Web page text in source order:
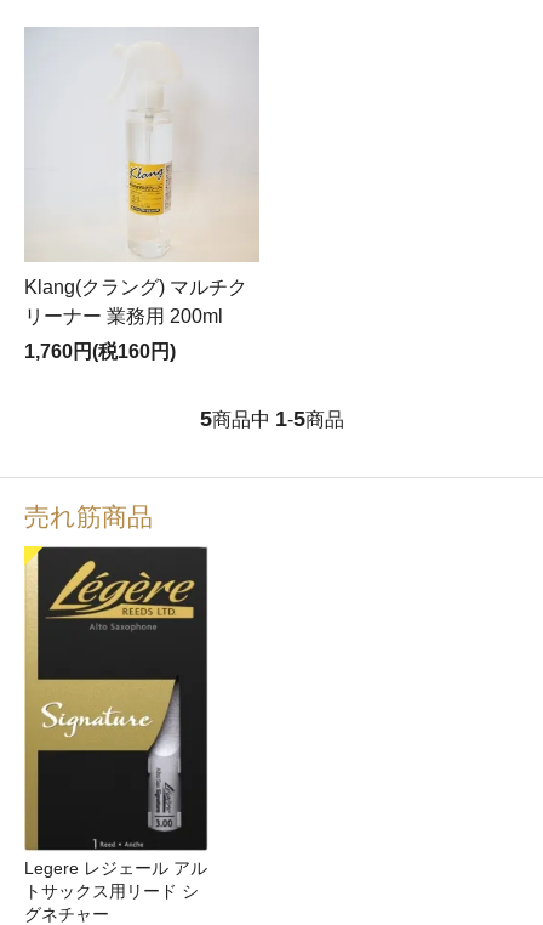
Klang(クラング) マルチク
リーナー 業務用 200ml
1,760円(税160円)
5商品中 1-5商品
売れ筋商品
Legere レジェール アル
トサックス用リード シ
グネチャー